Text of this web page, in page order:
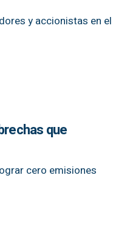
y accionistas en el
que
cero emisiones